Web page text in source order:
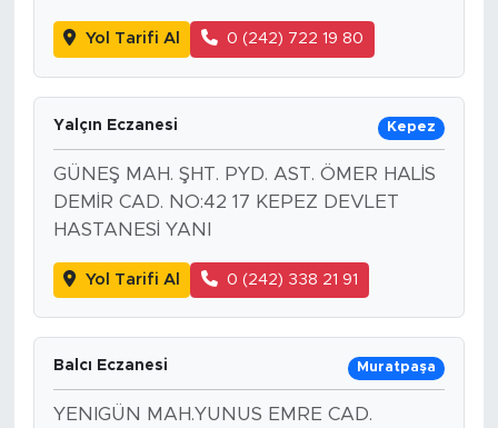
Yol Tarifi Al 0 (242) 722 19 80
Yalçın Eczanesi Kepez
GÜNEŞ MAH. ŞHT. PYD. AST. ÖMER HALİS
DEMİR CAD. NO:42 17 KEPEZ DEVLET
HASTANESİ YANI
Yol Tarifi Al 0 (242) 338 21 91
Balcı Eczanesi Muratpaşa
YENIGÜN MAH.YUNUS EMRE CAD.